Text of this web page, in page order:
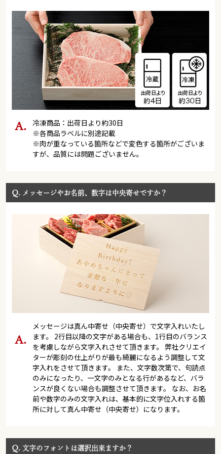
冷凍商品：出荷日より約30日
※各商品ラベルに別途記載
※肉が重なっている箇所などで変色する箇所がございま
すが、品質には問題ございません。
Q. メッセージやお名前、数字は中央寄せですか？
メッセージは真ん中寄せ（中央寄せ）で文字入れいたし
ます。 2行目以降の文字がある場合も、1行目のバランス
を考慮しながら文字入れさせて頂きます。 弊社クリエイ
ターが彫刻の仕上がりが最も綺麗になるよう調整して文
字入れをさせて頂きます。 また、文字数次第で、句読点
のみになったり、一文字のみとなる行があるなど、バラ
ンスが良くない場合も調整させて頂きます。 なお、お名
前や数字のみの文字入れは、基本的に文字位入れする箇
所に対して真ん中寄せ（中央寄せ）になります。
Q. 文字のフォントは選択出来ますか？